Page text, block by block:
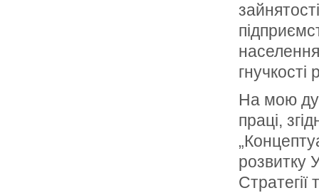
гнучкості
На мою
праці,
розвитку
Стратегії